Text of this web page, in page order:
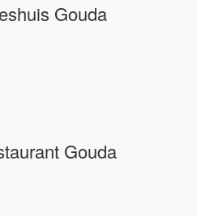
Gouda
Gouda